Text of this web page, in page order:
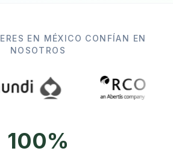
EN MÉXICO CONFÍAN EN
NOSOTROS
100%